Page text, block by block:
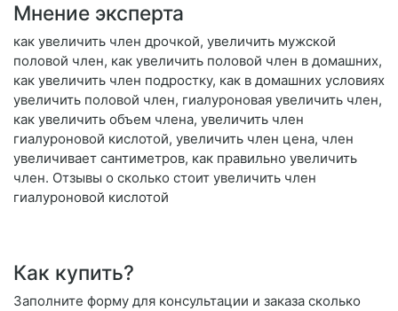
Мнение эксперта
как увеличить член дрочкой, увеличить мужской
половой член, как увеличить половой член в домашних,
как увеличить член подростку, как в домашних условиях
увеличить половой член, гиалуроновая увеличить член,
как увеличить объем члена, увеличить член
гиалуроновой кислотой, увеличить член цена, член
увеличивает сантиметров, как правильно увеличить
член. Отзывы о сколько стоит увеличить член
гиалуроновой кислотой
Как купить?
Заполните форму для консультации и заказа сколько